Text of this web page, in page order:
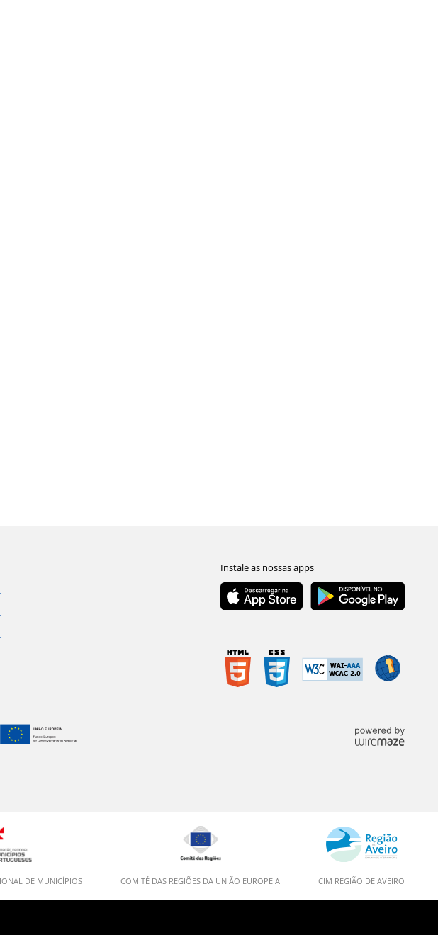
DE MUNICÍPIOS COMITÉ DAS REGIÕES DA UNIÃO EUROPEIA CIM REGIÃO DE AVEIRO